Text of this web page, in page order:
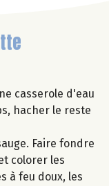
casserole d'eau
hacher le reste
Faire fondre
colorer les
à feu doux, les